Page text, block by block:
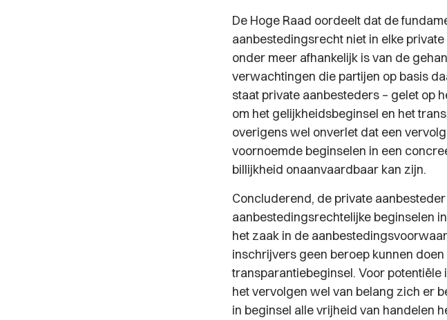
De Hoge Raad oordeelt dat de
aanbestedingsrecht niet in elke
onder meer afhankelijk is van de
verwachtingen die partijen op basis
staat private aanbesteders – gelet op
om het gelijkheidsbeginsel en het
overigens wel onverlet dat een
voornoemde beginselen in een
billijkheid onaanvaardbaar kan zijn.
Concluderend, de private
aanbestedingsrechtelijke beginselen
het zaak in de
inschrijvers geen beroep kunnen
transparantiebeginsel. Voor
het vervolgen wel van belang zich er
in beginsel alle vrijheid van handelen